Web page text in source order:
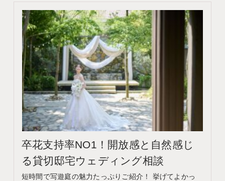
卒花支持率NO1！開放感と自然感じ
る貸切邸宅ウェディング相談
短時間で写遊庭の魅力たっぷりご紹介！ 挙げてよかっ